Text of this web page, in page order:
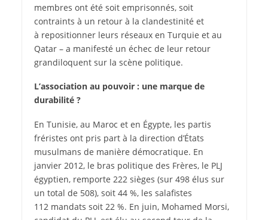
membres ont été soit emprisonnés, soit
contraints à un retour à la clandestinité et
à repositionner leurs réseaux en Turquie et au
Qatar – a manifesté un échec de leur retour
grandiloquent sur la scène politique.
L’association au pouvoir : une marque de
durabilité ?
En Tunisie, au Maroc et en Égypte, les partis
fréristes ont pris part à la direction d’États
musulmans de manière démocratique. En
janvier 2012, le bras politique des Frères, le PLJ
égyptien, remporte 222 sièges (sur 498 élus sur
un total de 508), soit 44 %, les salafistes
112 mandats soit 22 %. En juin, Mohamed Morsi,